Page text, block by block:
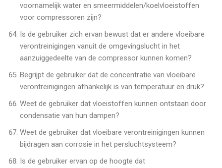
voornamelijk water en smeermiddelen/koelvloeistoffen
voor compressoren zijn?
Is de gebruiker zich ervan bewust dat er andere vloeibare
verontreinigingen vanuit de omgevingslucht in het
aanzuiggedeelte van de compressor kunnen komen?
Begrijpt de gebruiker dat de concentratie van vloeibare
verontreinigingen afhankelijk is van temperatuur en druk?
Weet de gebruiker dat vloeistoffen kunnen ontstaan door
condensatie van hun dampen?
Weet de gebruiker dat vloeibare verontreinigingen kunnen
bijdragen aan corrosie in het persluchtsysteem?
Is de gebruiker ervan op de hoogte dat